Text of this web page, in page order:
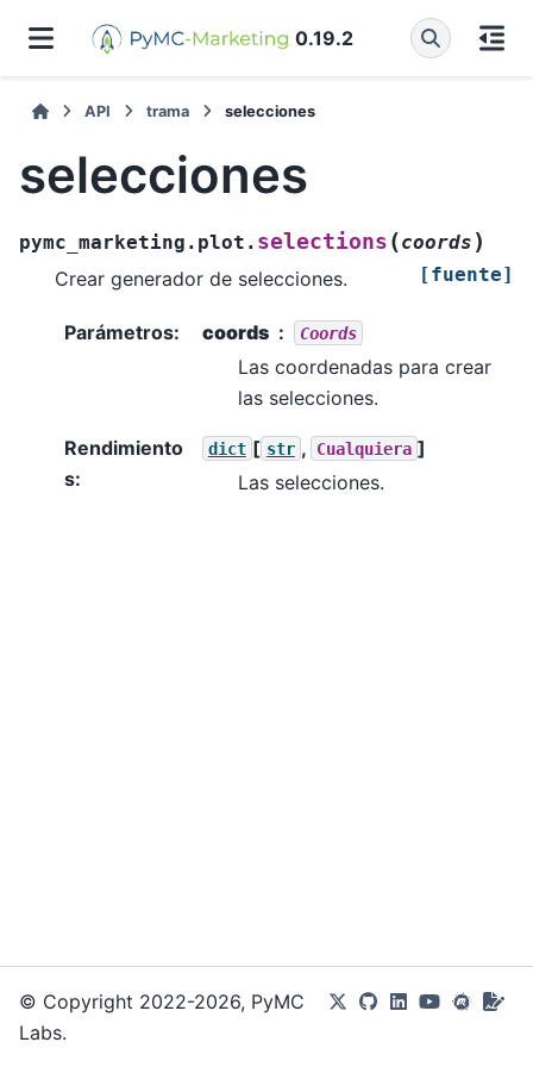
0.19.2
API trama selecciones
selecciones
pymc_marketing.plot. selections (coords )
[fuente]
Crear generador de selecciones.
Parámetros: coords Coords
Las coordenadas para crear
las selecciones.
Rendimiento
s:
dict [ str , Cualquiera ]
Las selecciones.
© Copyright 2022-2026, PyMC
Labs.